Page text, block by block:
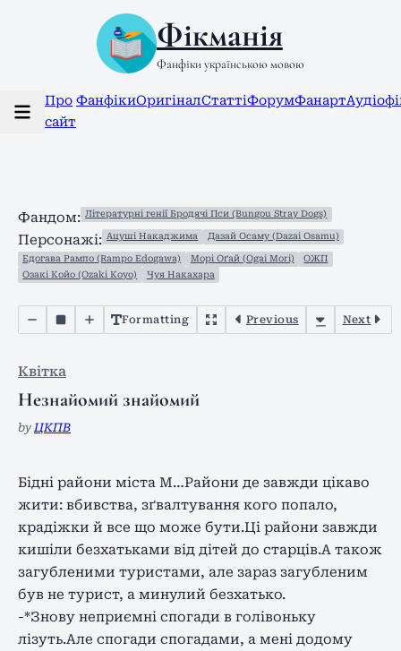
Фікманія
Фанфіки українською мовою
Про
сайт
ФанфікиОригіналСтаттіФорумФанарт
Фандом: Літературні генії Бродячі Пси (Bungou Stray Dogs)
Персонажі: Ацуші Накаджима Дазай Осаму (Dazai Osamu)
Едогава Рампо (Rampo Edogawa) Морі Оґай (Ogai Mori)
ОЖП
Озакі Койо (Ozaki Koyo)
Чуя Накахара
Formatting Previous Next
Квітка
Незнайомий знайомий
byЦКПВ
Бідні райони міста М…Райони де завжди цікаво
жити: вбивства, зґвалтування кого попало,
крадіжки й все що може бути.Ці райони завжди
кишіли безхатьками від дітей до старців.А також
загубленими туристами, але зараз загубленим
був не турист, а минулий безхатько.
-*Знову неприємні спогади в голівоньку
лізуть.Але спогади спогадами, а мені додому